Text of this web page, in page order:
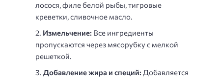
лосося, филе белой рыбы, тигровые
креветки, сливочное масло.
Измельчение: Все ингредиенты
пропускаются через мясорубку с мелкой
решеткой.
Добавление жира и специй: Добавляется